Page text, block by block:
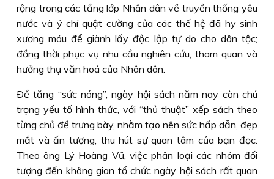
rộng trong các tầng lớp Nhân dân về truyền thống yêu
nước và ý chí quật cường của các thế hệ đã hy sinh
xương máu để giành lấy độc lập tự do cho dân tộc;
đồng thời phục vụ nhu cầu nghiên cứu, tham quan và
hưởng thụ văn hoá của Nhân dân.
Ðể tăng “sức nóng”, ngày hội sách năm nay còn chú
trọng yếu tố hình thức, với “thủ thuật” xếp sách theo
từng chủ đề trưng bày, nhằm tạo nên sức hấp dẫn, đẹp
mắt và ấn tượng, thu hút sự quan tâm của bạn đọc.
Theo ông Lý Hoàng Vũ, việc phân loại các nhóm đối
tượng đến không gian tổ chức ngày hội sách rất quan